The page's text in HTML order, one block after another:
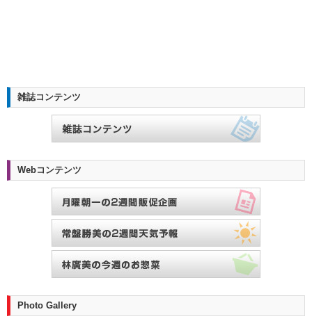
雑誌コンテンツ
Webコンテンツ
Photo Gallery